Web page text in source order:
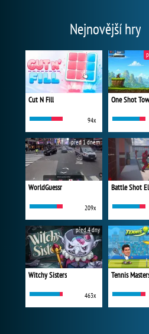
Nejnovější hry
Cut N Fill
94x
WorldGuessr
209x
před 1 dnem
Battle Shot
Witchy Sisters
463x
před 4 dny
Tennis